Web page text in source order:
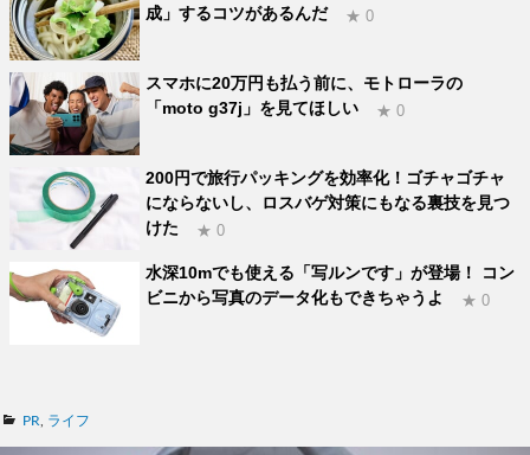
成」するコツがあるんだ
★ 0
スマホに20万円も払う前に、モトローラの
「moto g37j」を見てほしい
★ 0
200円で旅行パッキングを効率化！ゴチャゴチャ
にならないし、ロスバゲ対策にもなる裏技を見つ
けた
★ 0
水深10mでも使える「写ルンです」が登場！ コン
ビニから写真のデータ化もできちゃうよ
★ 0
カ
PR ライフ